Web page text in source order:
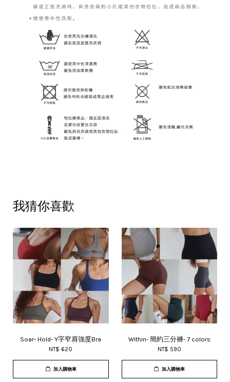
我猜你喜歡
Soar- Hold- Y字窄肩強度Bra
NT$ 620
加入購物車
Within- 簡約三分褲- 7 colors
NT$ 590
加入購物車